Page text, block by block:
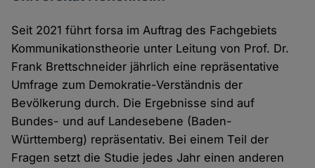
Seit 2021 führt forsa im Auftrag des Fachgebiets
Kommunikationstheorie unter Leitung von Prof. Dr.
Frank Brettschneider jährlich eine repräsentative
Umfrage zum Demokratie-Verständnis der
Bevölkerung durch. Die Ergebnisse sind auf
Bundes- und auf Landesebene (Baden-
Württemberg) repräsentativ. Bei einem Teil der
Fragen setzt die Studie jedes Jahr einen anderen